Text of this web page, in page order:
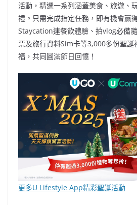
活動，精選一系列涵蓋美食、旅遊、
禮。只需完成指定任務，即有機會贏
Staycation連餐飲體驗、拍vlog必備
票及旅行資料Sim卡等3,000多份聖誕
福，共同圓滿節日回憶！
更多U Lifestyle App精彩聖誕活動